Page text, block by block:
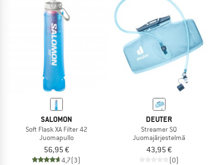
SALOMON
Soft Flask XA Filter 42
Juomapullo
56,95 €
4,7(3)
DEUTER
Streamer SQ
Juomajärjestelmä
43,95 €
(0)